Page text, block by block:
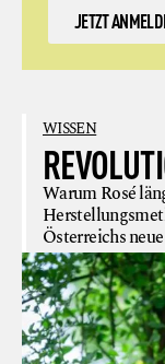
JETZT
WISSEN
Warum Rosé
Österreichs